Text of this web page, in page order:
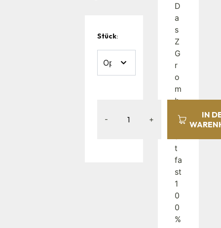
Stück:
- +
IN
D
a
s
Z
G
r
o
m
b
e
t
fa
st
1
0
0
%